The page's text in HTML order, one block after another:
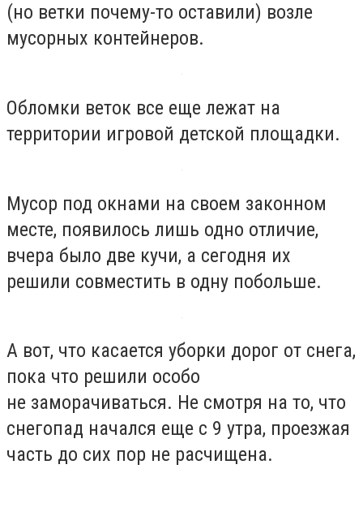
(но ветки почему-то оставили) возле
мусорных контейнеров.
Обломки веток все еще лежат на
территории игровой детской площадки.
Мусор под окнами на своем законном
месте, появилось лишь одно отличие,
вчера было две кучи, а сегодня их
решили совместить в одну побольше.
А вот, что касается уборки дорог от снега,
пока что решили особо
не заморачиваться. Не смотря на то, что
снегопад начался еще с 9 утра, проезжая
часть до сих пор не расчищена.